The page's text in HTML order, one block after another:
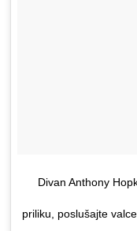
Divan Anthony
priliku, poslušajte